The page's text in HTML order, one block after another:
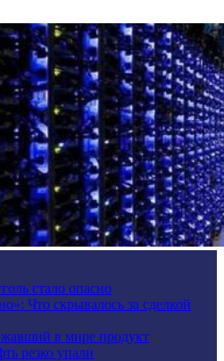
стало опасно
Что скрывалось за сделкой
в мире продукт
резко упали